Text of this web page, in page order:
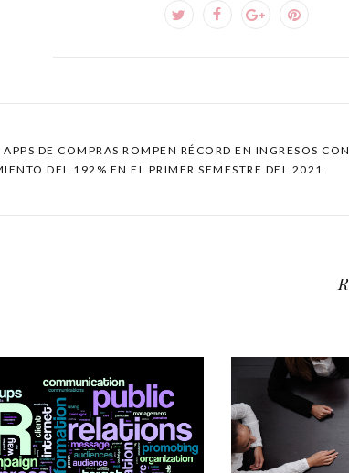
APPS DE COMPRAS ROMPEN RÉCORD EN INGRESOS CON
DEL 192% EN EL PRIMER SEMESTRE DEL 2021